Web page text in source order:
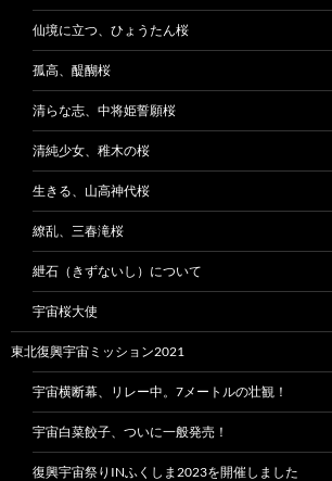
仙境に立つ、ひょうたん桜
孤高、醍醐桜
清らな志、中将姫誓願桜
清純少女、稚木の桜
生きる、山高神代桜
繚乱、三春滝桜
紲石（きずないし）について
宇宙桜大使
東北復興宇宙ミッション2021
宇宙横断幕、リレー中。7メートルの壮観！
宇宙白菜餃子、ついに一般発売！
復興宇宙祭りINふくしま2023を開催しました